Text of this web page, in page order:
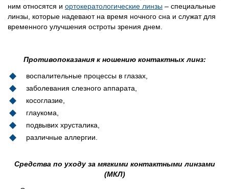
ним относятся и ортокератологические линзы – специальные
линзы, которые надевают на время ночного сна и служат для
временного улучшения остроты зрения днем.
Противопоказания к ношению контактных линз:
воспалительные процессы в глазах,
заболевания слезного аппарата,
косоглазие,
глаукома,
подвывих хрусталика,
различные аллергии.
Средства по уходу за мягкими контактными линзами
(МКЛ)